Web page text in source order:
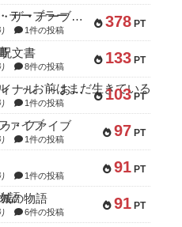
378 PT
アンダー・ザ・テーブラー
1件の投稿
133 PT
文書
8件の投稿
103 PT
セミファイナル ～お前はまだ生きている～
1件の投稿
97 PT
・ファイブ
1件の投稿
91 PT
1件の投稿
91 PT
の物語
6件の投稿